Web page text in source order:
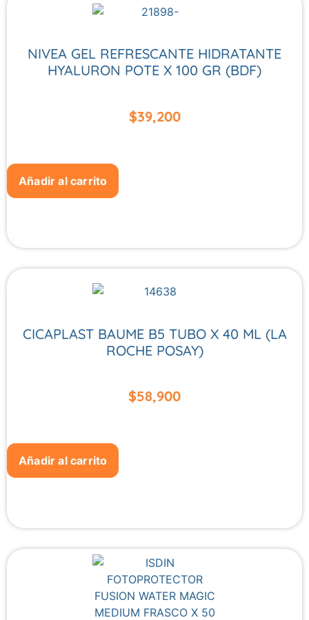
NIVEA GEL REFRESCANTE HIDRATANTE
HYALURON POTE X 100 GR (BDF)
$39,200
Añadir al carrito
CICAPLAST BAUME B5 TUBO X 40 ML (LA
ROCHE POSAY)
$58,900
Añadir al carrito